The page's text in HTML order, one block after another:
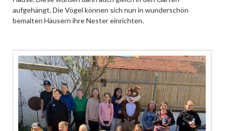
aufgehängt. Die Vögel können sich nun in wunderschön
bemalten Häusern ihre Nester einrichten.